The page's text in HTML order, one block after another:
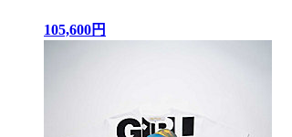
105,600円